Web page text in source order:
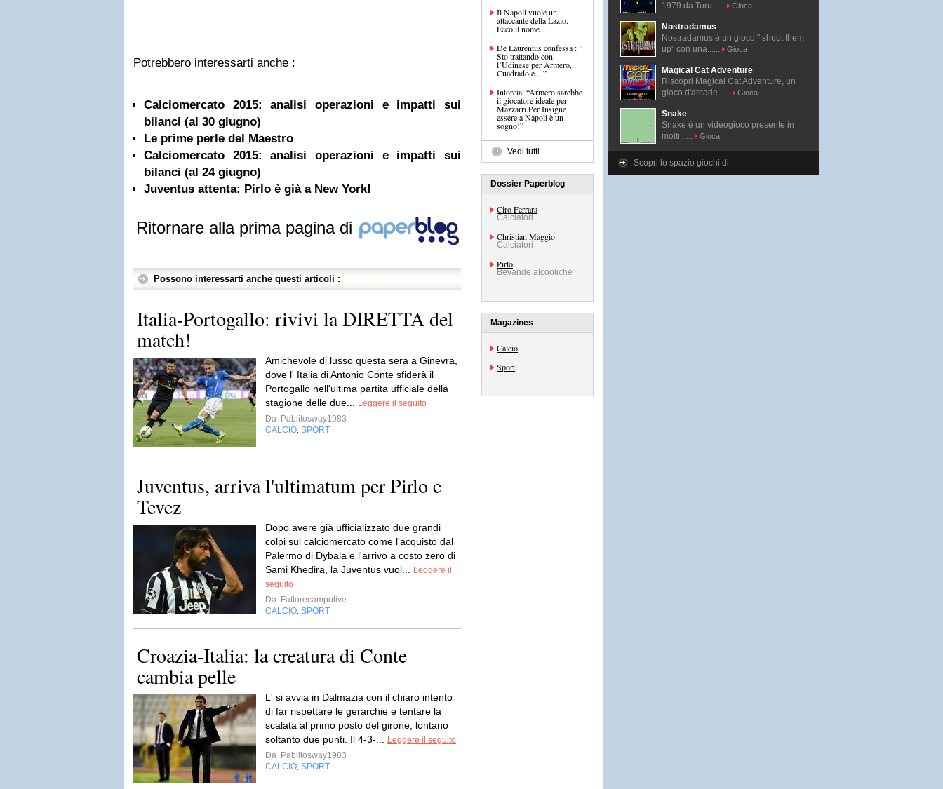
Potrebbero interessarti anche :
Calciomercato 2015: analisi operazioni e impatti sui
bilanci (al 30 giugno)
Le prime perle del Maestro
Calciomercato 2015: analisi operazioni e impatti sui
bilanci (al 24 giugno)
Juventus attenta: Pirlo è già a New York!
Ritornare alla prima pagina di
Possono interessarti anche questi articoli :
Italia-Portogallo: rivivi la DIRETTA del
match!
Amichevole di lusso questa sera a Ginevra,
dove l' Italia di Antonio Conte sfiderà il
Portogallo nell'ultima partita ufficiale della
stagione delle due...
Leggere il seguito
Da Pablitosway1983
CALCIO SPORT
Juventus, arriva l'ultimatum per Pirlo e
Tevez
Dopo avere già ufficializzato due grandi
colpi sul calciomercato come l'acquisto dal
Palermo di Dybala e l'arrivo a costo zero di
Sami Khedira, la Juventus vuol...
Leggere il
seguito
Da Fattorecampolive
CALCIO SPORT
Croazia-Italia: la creatura di Conte
cambia pelle
L' si avvia in Dalmazia con il chiaro intento
di far rispettare le gerarchie e tentare la
scalata al primo posto del girone, lontano
soltanto due punti. Il 4-3-...
Leggere il seguito
Da Pablitosway1983
CALCIO SPORT
Il Napoli vuole un
attaccante della Lazio.
Ecco il nome…
De Laurentiis confessa : ”
Sto trattando con
l’Udinese per Armero,
Cuadrado e…”
Intorcia: “Armero sarebbe
il giocatore ideale per
Mazzarri.Per Insigne
essere a Napoli è un
sogno!”
Vedi tutti
Dossier Paperblog
Ciro Ferrara
Calciatori
Christian Maggio
Calciatori
Pirlo
Bevande alcooliche
Magazines
Calcio
Sport
1979 da Toru......
Gioca
Nostradamus
Nostradamus è un gioco " shoot them
up" con una......
Gioca
Magical Cat Adventure
Riscopri Magical Cat Adventure, un
gioco d'arcade......
Gioca
Snake
Snake è un videogioco presente in
molti......
Gioca
Scopri lo spazio giochi di